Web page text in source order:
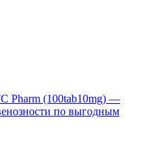
Pharm (100tab10mg) —
по выгодным